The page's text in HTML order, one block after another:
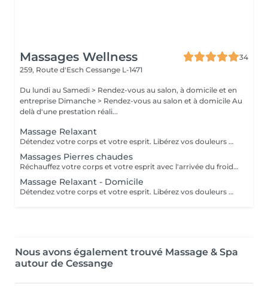
Massages Wellness
34
259, Route d'Esch Cessange L-1471
Du lundi au Samedi > Rendez-vous au salon, à domicile et en
entreprise Dimanche > Rendez-vous au salon et à domicile Au
delà d'une prestation réali...
Massage Relaxant
Détendez votre corps et votre esprit. Libérez vos douleurs musculaires liées au stress.Retrouvez votre quiétude et votre sommeil
Massages Pierres chaudes
Réchauffez votre corps et votre esprit avec l'arrivée du froid en période automnale ou hivernale. Détendez vos muscles et libérez vos douleurs.
Massage Relaxant - Domicile
Détendez votre corps et votre esprit. Libérez vos douleurs musculaires liées au stress.Retrouvez votre quiétude et votre sommeil
Nous avons également trouvé Massage & Spa
autour de Cessange